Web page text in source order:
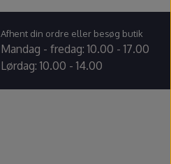
Afhent din ordre eller besøg butik
Mandag - fredag: 10.00 - 17.00
Lørdag: 10.00 - 14.00